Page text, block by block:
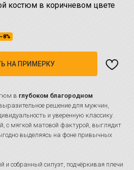
костюм в коричневом цвете
–8%
НА ПРИМЕРКУ
в глубоком благородном
решение для мужчин,
и уверенную классику.
с мягкой матовой фактурой, выглядит
выделяясь на фоне привычных
и собранный силуэт, подчёркивая плечи